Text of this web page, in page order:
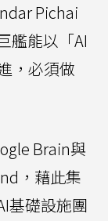
Pichai
艦能以「AI
，必須做
Brain與
，藉此集
基礎設施團